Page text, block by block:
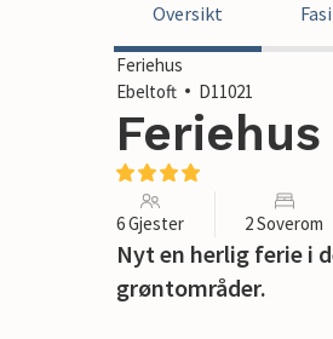
Oversikt
Feriehus
Ebeltoft
D11021
6 Gjester 2 Soverom
Nyt en herlig ferie i
grøntområder.